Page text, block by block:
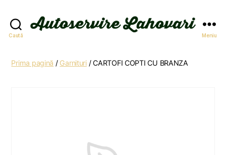
Caută Meniu
Prima pagină / Garnituri/ CARTOFI COPTI CU BRANZA